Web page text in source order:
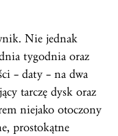
Nie jednak
tygodnia oraz
– daty – na dwa
tarczę dysk oraz
niejako otoczony
prostokątne